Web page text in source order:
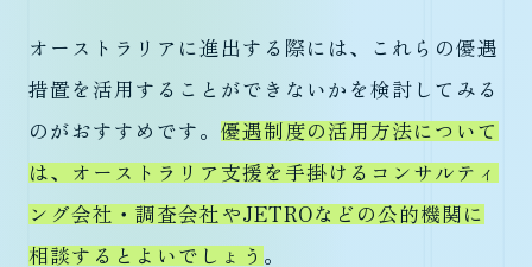
オーストラリアに進出する際には、これらの優遇
措置を活用することができないかを検討してみる
のがおすすめです。 優遇制度の活用方法について
は、オーストラリア支援を手掛けるコンサルティ
ング会社・調査会社やJETROなどの公的機関に
相談するとよいでしょう 。